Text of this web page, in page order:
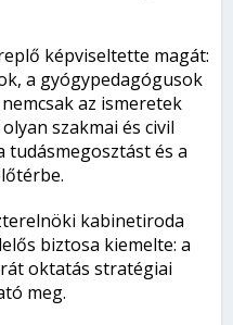
képviseltette magát:
a gyógypedagógusok
az ismeretek
szakmai és civil
tudásmegosztást és a
kabinetiroda
biztosa kiemelte: a
oktatás stratégiai
meg.